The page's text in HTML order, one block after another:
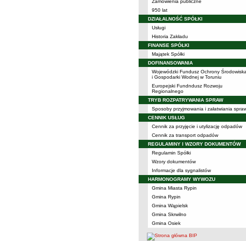
Zamówienia publiczne
950 lat
DZIAŁALNOŚĆ SPÓŁKI
Usługi
Historia Zakładu
FINANSE SPÓŁKI
Majątek Spółki
DOFINANSOWANIA
Wojewódzki Fundusz Ochrony Środowiska
i Gospodarki Wodnej w Toruniu
Europejski Fundndusz Rozwoju
Regionalnego
TRYB ROZPATRYWANIA SPRAW
Sposoby przyjmowania i załatwiania
CENNIK USŁUG
Cennik za przyjęcie i utylizację odpadów
Cennik za transport odpadów
REGULAMINY I WZORY DOKUMENTÓW
Regulamin Spółki
Wzory dokumentów
Informacje dla sygnalistów
HARMONOGRAMY WYWOZU
Gmina Miasta Rypin
Gmina Rypin
Gmina Wąpielsk
Gmina Skrwilno
Gmina Osiek